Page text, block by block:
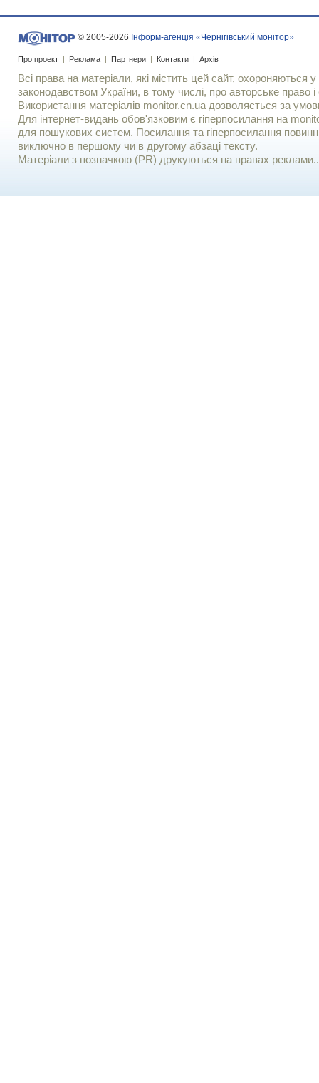
© 2005-2026 Інформ-агенція «Чернігівський монітор»
Про проект | Реклама | Партнери | Контакти | Архів
Всі права на матеріали, які містить цей сайт, охороняються у
законодавством України, в тому числі, про авторське право і
Використання матерiалiв monitor.cn.ua дозволяється за
Для iнтернет-видань обов'язковим є гiперпосилання на
для пошукових систем. Посилання та гіперпосилання
виключно в першому чи в другому абзаці тексту.
Матеріали з позначкою (PR) друкуються на правах реклами..